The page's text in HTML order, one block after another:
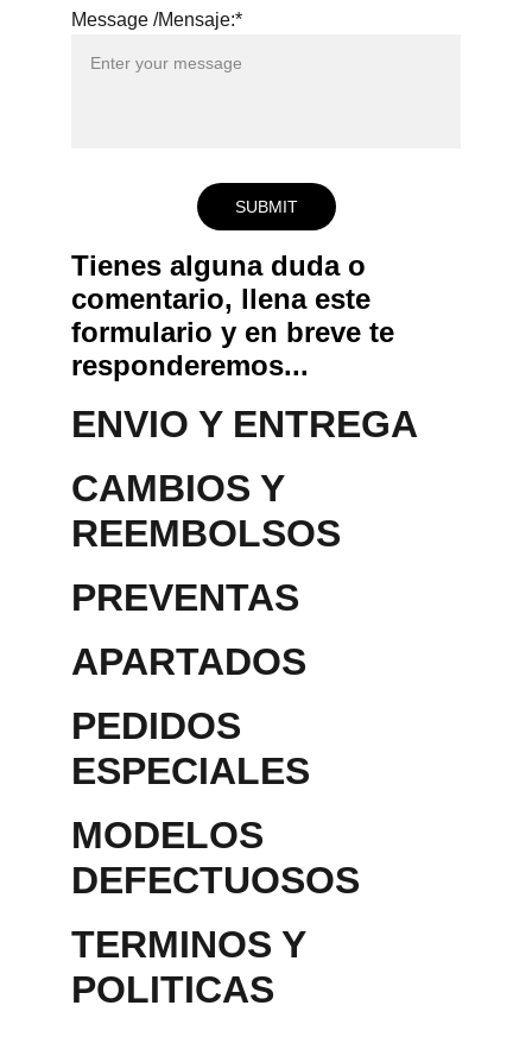
Message /Mensaje:*
SUBMIT
Tienes alguna duda o
comentario, llena este
formulario y en breve te
responderemos...
ENVIO Y ENTREGA
CAMBIOS Y
REEMBOLSOS
PREVENTAS
APARTADOS
PEDIDOS
ESPECIALES
MODELOS
DEFECTUOSOS
TERMINOS Y
POLITICAS